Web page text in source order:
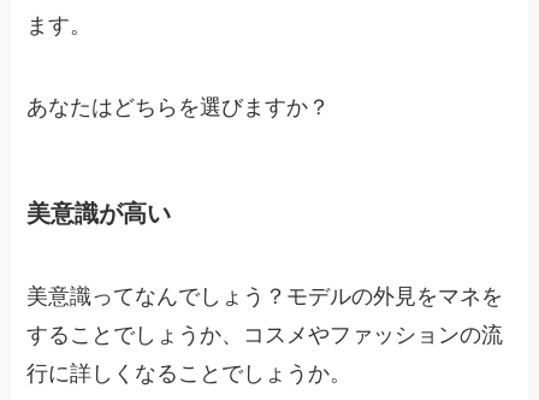
ます。
あなたはどちらを選びますか？
美意識が高い
美意識ってなんでしょう？モデルの外見をマネを
することでしょうか、コスメやファッションの流
行に詳しくなることでしょうか。